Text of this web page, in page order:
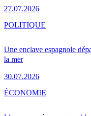
27.07.2026
Une enclave espagnole
la mer
30.07.2026
POLITIQUE
ÉCONOMIE